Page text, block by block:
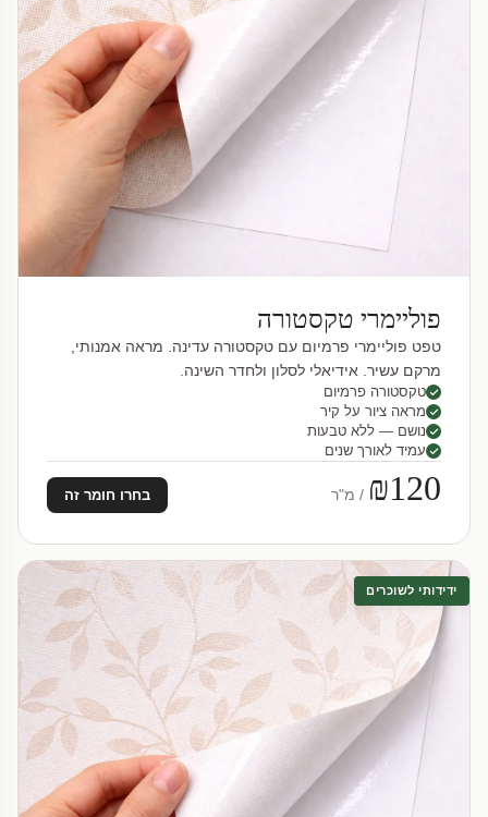
פוליימרי טקסטורה
טפט פוליימרי פרמיום עם טקסטורה עדינה. מראה אמנותי,
מרקם עשיר. אידיאלי לסלון ולחדר השינה.
טקסטורה פרמיום
מראה ציור על קיר
נושם — ללא טבעות
עמיד לאורך שנים
₪120 / מ"ר בחרו חומר זה
ידידותי לשוכרים